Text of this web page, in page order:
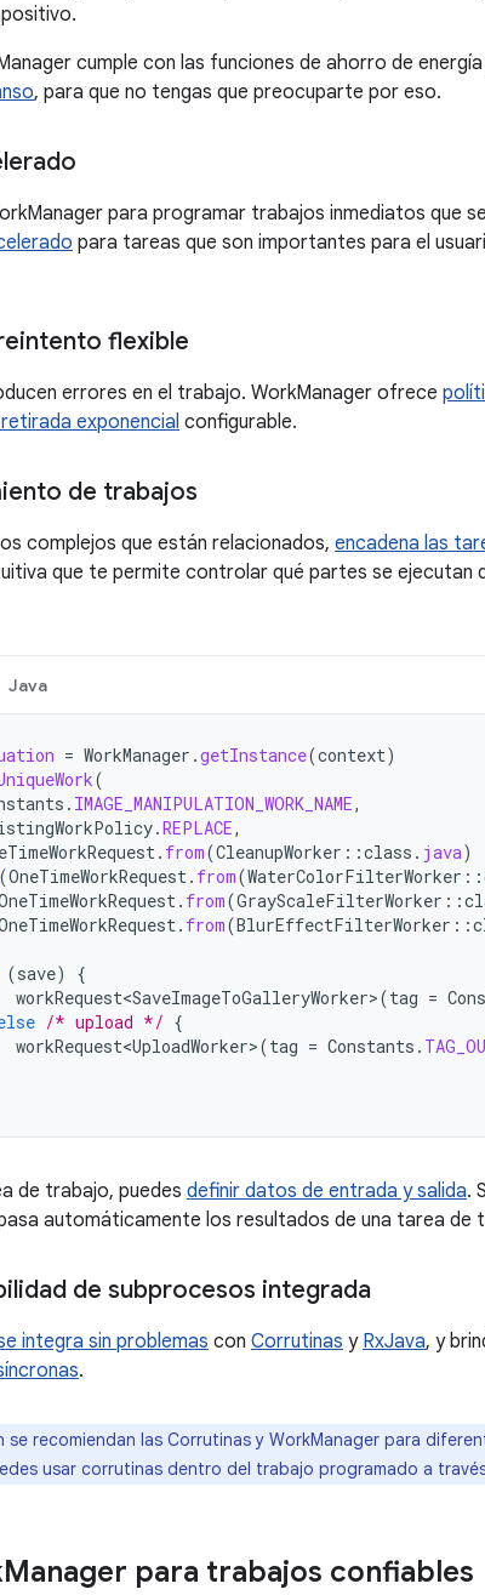
cumple con las funciones de ahorro de
, para que no tengas que preocuparte por eso.
para programar trabajos inmediatos que
para tareas que son importantes para el
flexible
errores en el trabajo. WorkManager ofrece
exponencial configurable.
de trabajos
complejos que están relacionados, encadena las
que te permite controlar qué partes se ejecutan
Java
= WorkManager .getInstance(context)
(
. IMAGE_MANIPULATION_WORK_NAME,
.REPLACE,
. from(CleanupWorker ::class . java)
(OneTimeWorkRequest . from(WaterColorFilterWorker ::
. from(GrayScaleFilterWorker ::
. from(BlurEffectFilterWorker ::
(save)
{
workRequest<SaveImageToGalleryWorker>(tag =
/* upload */ {
workRequest<UploadWorker>(tag = Constants .
de trabajo, puedes definir datos de entrada y salida.
automáticamente los resultados de una tarea de
de subprocesos integrada
integra sin problemas con Corrutinas y RxJava, y
.
se recomiendan las Corrutinas y WorkManager para
usar corrutinas dentro del trabajo programado a
Manager para trabajos confiables